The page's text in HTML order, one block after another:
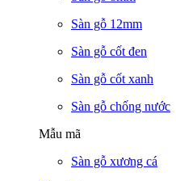
Sàn gỗ 12mm
Sàn gỗ cốt đen
Sàn gỗ cốt xanh
Sàn gỗ chống nước
Mẫu mã
Sàn gỗ xương cá